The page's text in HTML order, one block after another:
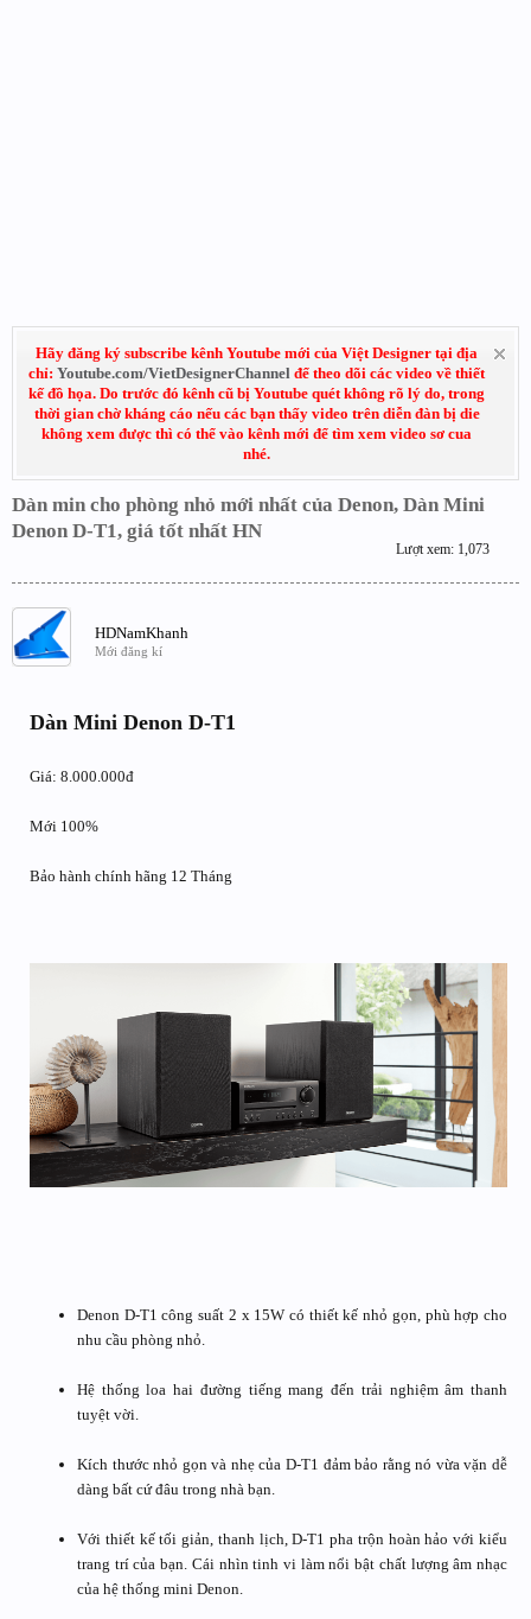
Hãy đăng ký subscribe kênh Youtube mới của Việt Designer tại địa
chỉ: Youtube.com/VietDesignerChannel để theo dõi các video về thiết
kế đồ họa. Do trước đó kênh cũ bị Youtube quét không rõ lý do, trong
thời gian chờ kháng cáo nếu các bạn thấy video trên diễn đàn bị die
không xem được thì có thể vào kênh mới để tìm xem video sơ cua
nhé.
Dàn min cho phòng nhỏ mới nhất của Denon, Dàn Mini
Denon D-T1, giá tốt nhất HN
Lượt xem: 1,073
HDNamKhanh
Mới đăng kí
Dàn Mini Denon D-T1
Giá: 8.000.000đ
Mới 100%
Bảo hành chính hãng 12 Tháng
Denon D-T1 công suất 2 x 15W có thiết kế nhỏ gọn, phù hợp cho
nhu cầu phòng nhỏ.
Hệ thống loa hai đường tiếng mang đến trải nghiệm âm thanh
tuyệt vời.
Kích thước nhỏ gọn và nhẹ của D-T1 đảm bảo rằng nó vừa vặn dễ
dàng bất cứ đâu trong nhà bạn.
Với thiết kế tối giản, thanh lịch, D-T1 pha trộn hoàn hảo với kiểu
trang trí của bạn. Cái nhìn tinh vi làm nổi bật chất lượng âm nhạc
của hệ thống mini Denon.